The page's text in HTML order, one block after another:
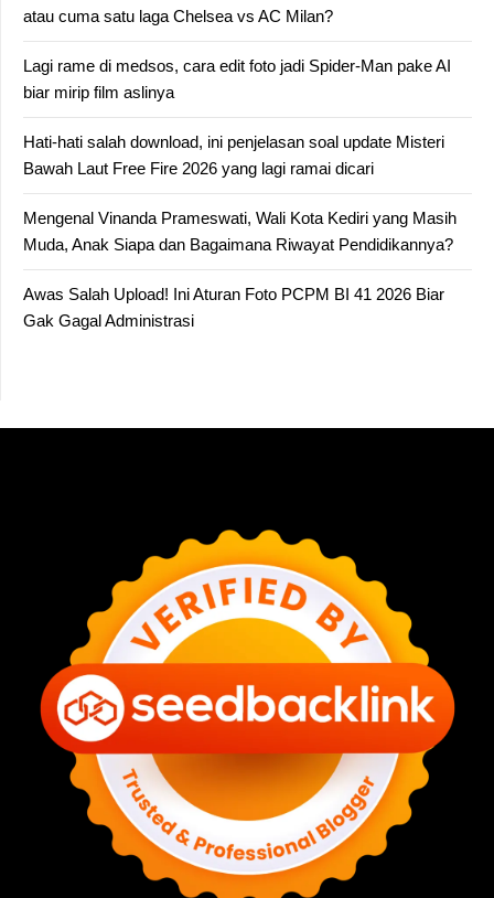
atau cuma satu laga Chelsea vs AC Milan?
Lagi rame di medsos, cara edit foto jadi Spider-Man pake AI
biar mirip film aslinya
Hati-hati salah download, ini penjelasan soal update Misteri
Bawah Laut Free Fire 2026 yang lagi ramai dicari
Mengenal Vinanda Prameswati, Wali Kota Kediri yang Masih
Muda, Anak Siapa dan Bagaimana Riwayat Pendidikannya?
Awas Salah Upload! Ini Aturan Foto PCPM BI 41 2026 Biar
Gak Gagal Administrasi